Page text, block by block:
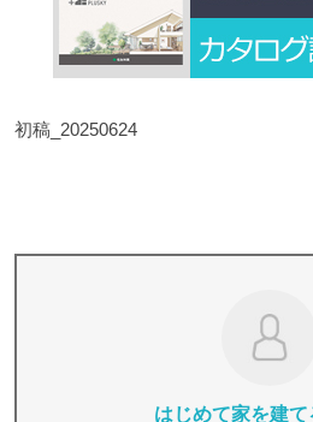
初稿_20250624
はじめて家を建